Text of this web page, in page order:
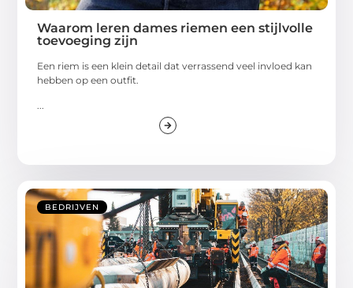
Waarom leren dames riemen een stijlvolle
toevoeging zijn
Een riem is een klein detail dat verrassend veel invloed kan
hebben op een outfit.
...
BEDRIJVEN